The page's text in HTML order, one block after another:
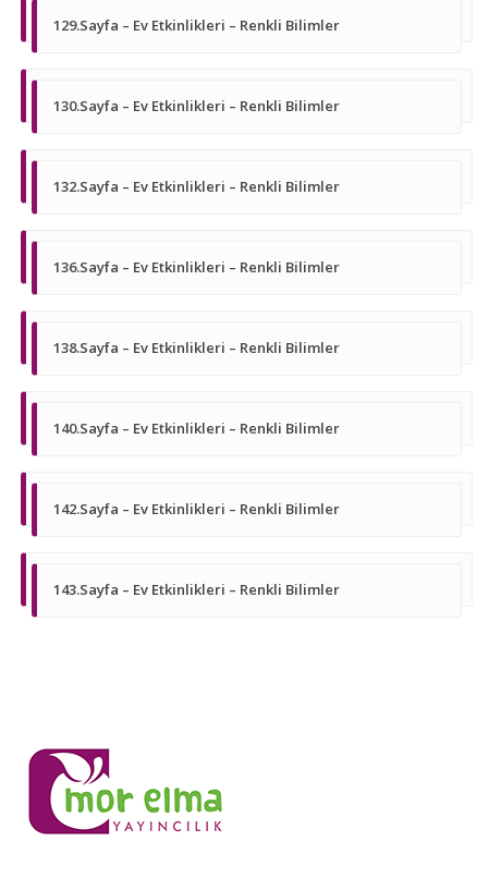
129.Sayfa – Ev Etkinlikleri – Renkli Bilimler
130.Sayfa – Ev Etkinlikleri – Renkli Bilimler
132.Sayfa – Ev Etkinlikleri – Renkli Bilimler
136.Sayfa – Ev Etkinlikleri – Renkli Bilimler
138.Sayfa – Ev Etkinlikleri – Renkli Bilimler
140.Sayfa – Ev Etkinlikleri – Renkli Bilimler
142.Sayfa – Ev Etkinlikleri – Renkli Bilimler
143.Sayfa – Ev Etkinlikleri – Renkli Bilimler